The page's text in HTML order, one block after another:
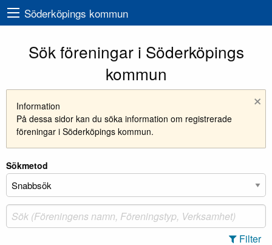
Söderköpings kommun
Sök föreningar i Söderköpings
kommun
×
Information
På dessa sidor kan du söka information om registrerade
föreningar i Söderköpings kommun.
Sökmetod
Filter